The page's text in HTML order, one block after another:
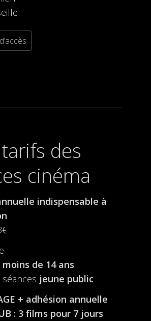
des
cinéma
indispensable à
moins de 14 ans
jeune public
+ adhésion annuelle
: 3 films pour 7 jours